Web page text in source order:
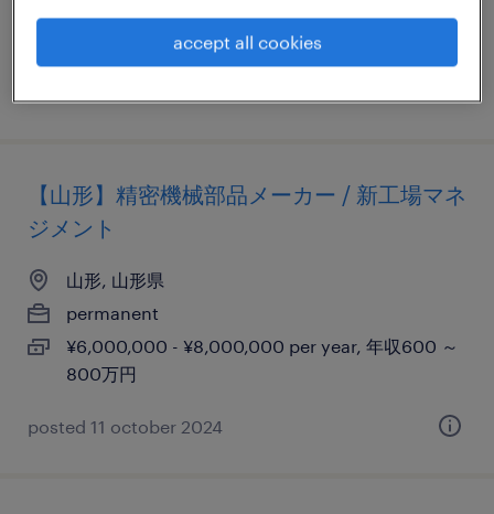
1,200万円
【山形】精密機械部品メーカー / 新工場マネ
ジメント
山形, 山形県
permanent
¥6,000,000 - ¥8,000,000 per year, 年収600 ～
800万円
posted 11 october 2024
accept all cookies